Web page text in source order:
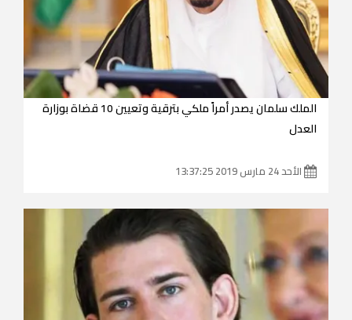
الملك سلمان يصدر أمراً ملكي بترقية وتعيين 10 قضاة بوزارة
العدل
الأحد 24 مارس 2019 13:37:25